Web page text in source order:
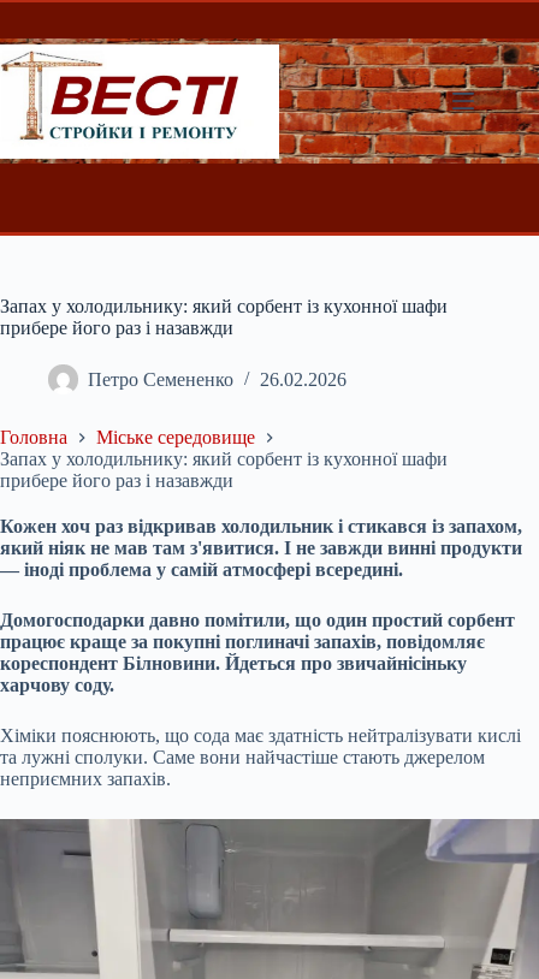
Перейти
вмісту
Запах у холодильнику: який сорбент із кухонної шафи
прибере його раз і назавжди
Петро Семененко 26.02.2026
Головна
Міське середовище
Запах у холодильнику: який сорбент із кухонної шафи
прибере його раз і назавжди
Кожен хоч раз відкривав холодильник і стикався із запахом,
який ніяк не мав там з'явитися. І не завжди винні продукти
— іноді проблема у самій атмосфері всередині.
Домогосподарки давно помітили, що один простий сорбент
працює краще за покупні поглиначі запахів, повідомляє
кореспондент Білновини. Йдеться про звичайнісіньку
харчову соду.
Хіміки пояснюють, що сода має здатність нейтралізувати кислі
та лужні сполуки. Саме вони найчастіше стають джерелом
неприємних запахів.